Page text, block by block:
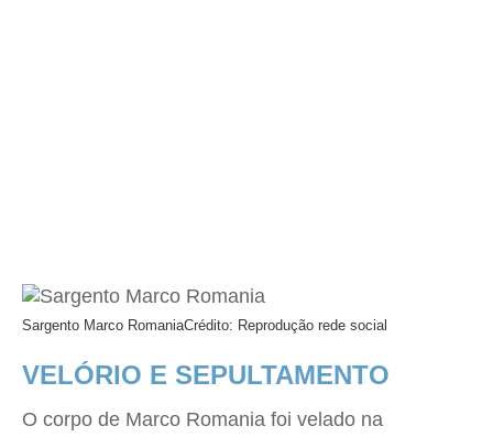
Sargento Marco RomaniaCrédito: Reprodução rede social
VELÓRIO E SEPULTAMENTO
O corpo de Marco Romania foi velado na